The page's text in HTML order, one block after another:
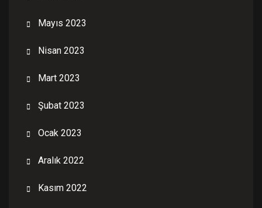
Mayıs 2023
Nisan 2023
Mart 2023
Şubat 2023
Ocak 2023
Aralık 2022
Kasım 2022